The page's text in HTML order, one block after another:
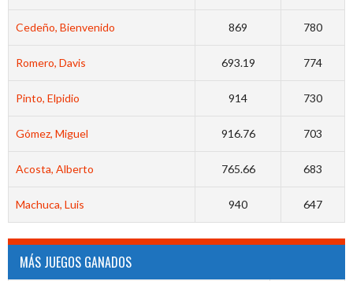
Cedeño, Bienvenido 869 780
Romero, Davis 693.19 774
Pinto, Elpidio 914 730
Gómez, Miguel 916.76 703
Acosta, Alberto 765.66 683
Machuca, Luis 940 647
MÁS JUEGOS GANADOS